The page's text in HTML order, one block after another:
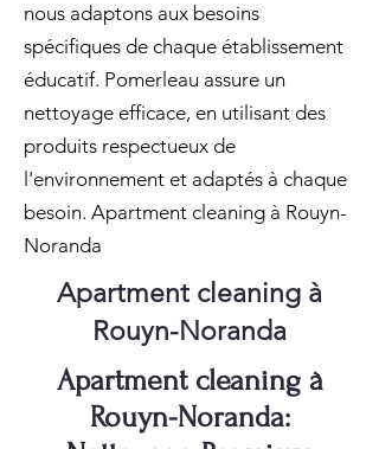
nous adaptons aux besoins
spécifiques de chaque établissement
éducatif. Pomerleau assure un
nettoyage efficace, en utilisant des
produits respectueux de
l'environnement et adaptés à chaque
besoin. Apartment cleaning à Rouyn-
Noranda
Apartment cleaning à
Rouyn-Noranda
Apartment cleaning à
Rouyn-Noranda: